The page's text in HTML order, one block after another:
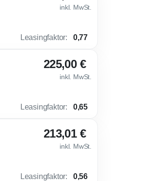
inkl. MwSt.
Leasingfaktor: 0,77
225,00 €
inkl. MwSt.
Leasingfaktor: 0,65
213,01 €
inkl. MwSt.
Leasingfaktor: 0,56